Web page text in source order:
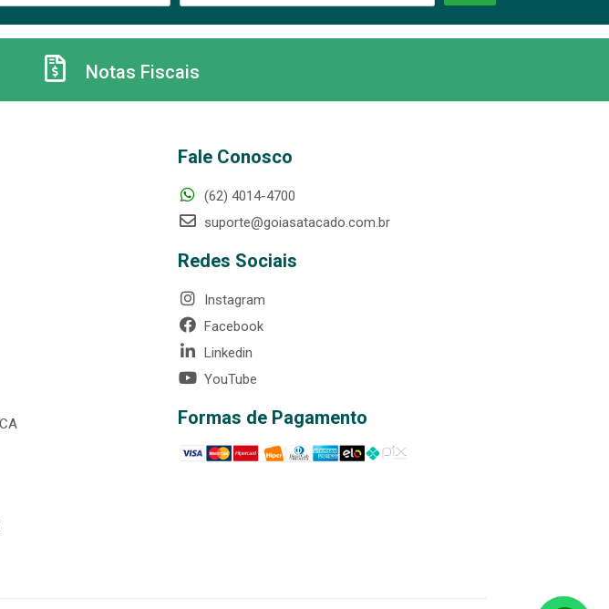
Notas Fiscais
Fale Conosco
(62) 4014-4700
suporte@goiasatacado.com.br
Redes Sociais
Instagram
Facebook
Linkedin
YouTube
Formas de Pagamento